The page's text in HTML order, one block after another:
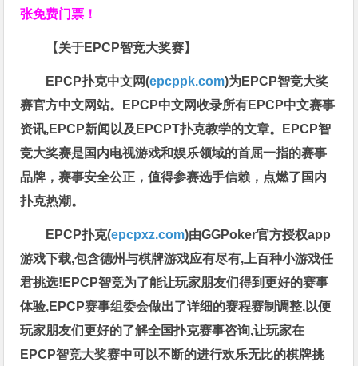
张免费门票！
【关于EPCP智竞大奖赛】
EPCP扑克中文网(epcppk.com)为EPCP智竞大奖
赛官方中文网站。EPCP中文网收录所有EPCP中文赛事
资讯,EPCP新闻以及EPCPT扑克教学的文章。EPCP智
竞大奖赛是国内电视游戏和娱乐领域的首屈一指的赛事
品牌，赛事安全公正，值得参赛选手信赖，点燃了国内
扑克热潮。
EPCP扑克(epcpxz.com)由GGPoker官方授权app
游戏下载,包含德州与棋牌游戏应有尽有,上百种小游戏任
君挑选!EPCP智竞为了能让玩家朋友们得到更好的赛事
体验,EPCP赛事组委会做出了详细的赛程赛制调整,以便
玩家朋友们更好的了解全国扑克赛事咨询,让玩家在
EPCP智竞大奖赛中可以不断的进行欢乐无比的棋牌挑